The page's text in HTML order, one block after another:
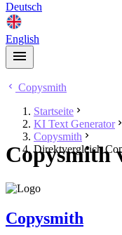
Deutsch
English
Copysmith
Startseite
KI Text Generator
Copysmith
Direktvergleich
Copysmith
Copysmith